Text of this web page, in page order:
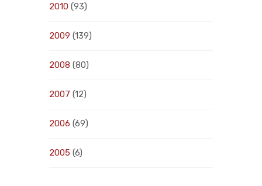
2010 (93)
2009 (139)
2008 (80)
2007 (12)
2006 (69)
2005 (6)